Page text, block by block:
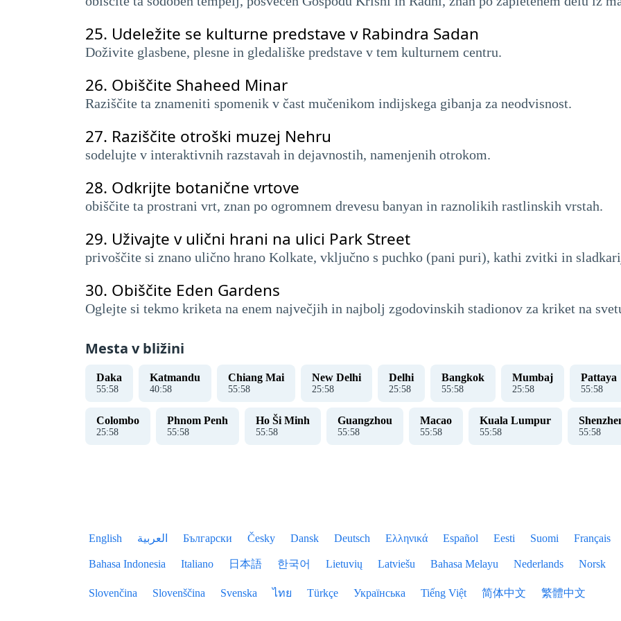
25. Udeležite se kulturne predstave v Rabindra Sadan
Doživite glasbene, plesne in gledališke predstave v tem kulturnem centru.
26. Obiščite Shaheed Minar
Raziščite ta znameniti spomenik v čast mučenikom indijskega gibanja za neodvisnost.
27. Raziščite otroški muzej Nehru
sodelujte v interaktivnih razstavah in dejavnostih, namenjenih otrokom.
28. Odkrijte botanične vrtove
obiščite ta prostrani vrt, znan po ogromnem drevesu banyan in raznolikih rastlinskih vrstah.
29. Uživajte v ulični hrani na ulici Park Street
privoščite si znano ulično hrano Kolkate, vključno s puchko (pani puri), kathi zvitki in
30. Obiščite Eden Gardens
Oglejte si tekmo kriketa na enem največjih in najbolj zgodovinskih stadionov za kriket na
Mesta v bližini
Daka
55:59
Katmandu
40:59
Chiang Mai
55:59
New Delhi
25:59
Delhi
25:59
Bangkok
55:59
Mumbaj
25:59
Pattaya
55:59
Colombo
25:59
Phnom Penh
55:59
Ho Ši Minh
55:59
Guangzhou
55:59
Macao
55:59
Kuala Lumpur
55:59 55:59
English العربية Български Česky Dansk Deutsch Ελληνικά Español Eesti Suomi Français
Bahasa Indonesia Italiano 日本語 한국어 Lietuvių Latviešu Bahasa Melayu Nederlands Norsk
Slovenčina Slovenščina Svenska ไทย Türkçe Українська Tiếng Việt 简体中文 繁體中文